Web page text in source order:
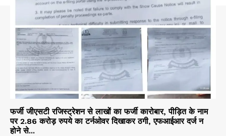
फर्जी जीएसटी रजिस्ट्रेशन से लाखों का फर्जी कारोबार, पीड़ित के नाम
पर 2.86 करोड़ रुपये का टर्नओवर दिखाकर ठगी, एफआईआर दर्ज न
होने से...